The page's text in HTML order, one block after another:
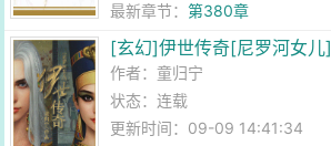
最新章节：第380章
[玄幻]伊世传奇[尼罗河女儿]
作者：童归宁
状态：连载
更新时间：09-09 14:41:34